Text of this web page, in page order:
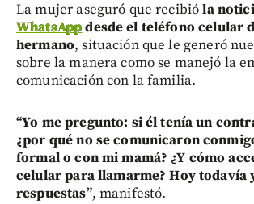
La mujer aseguró que recibióla
WhatsAppdesde el teléfono celular
hermano, situación que le generó
sobre la manera como se manejó la
comunicación con la familia.
“Yo me pregunto: si él tenía un
¿por qué no se comunicaron
formal o con mi mamá? ¿Y cómo
celular para llamarme? Hoy todavía
respuestas”, manifestó.